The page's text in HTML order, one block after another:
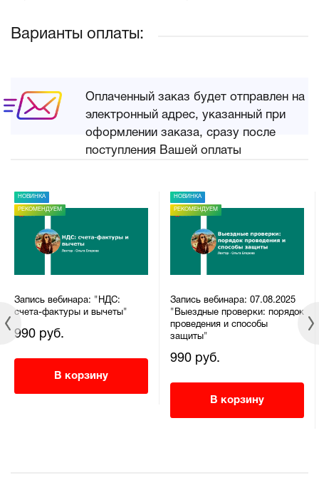
Варианты оплаты:
Оплаченный заказ будет отправлен на
электронный адрес, указанный при
оформлении заказа, сразу после
поступления Вашей оплаты
НОВИНКА
РЕКОМЕНДУЕМ
Запись вебинара: "НДС:
счета-фактуры и вычеты"
990 руб.
В корзину
НОВИНКА
РЕКОМЕНДУЕМ
Запись вебинара: 07.08.2025
"Выездные проверки: порядок
проведения и способы
защиты"
990 руб.
В корзину